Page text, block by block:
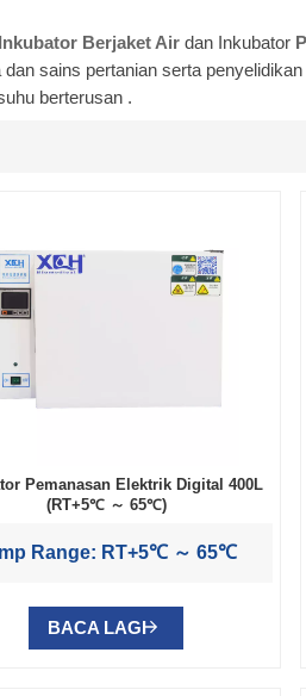
Inkubator Berjaket Airdan Inkubator
sains pertanian serta
berterusan .
Pemanasan Elektrik Digital 400L
(RT+5℃ ～ 65℃)
Range: RT+5℃ ～ 65℃
BACA LAGI